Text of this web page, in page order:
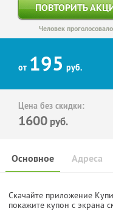
ПОВТОРИТЬ
Человек
от 195 руб.
Цена без скидки:
1600 руб.
Основное Адреса
Скачайте приложение
покажите купон с экрана